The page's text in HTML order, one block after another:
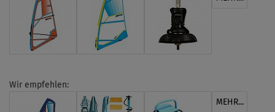
Wir empfehlen:
MEHR...